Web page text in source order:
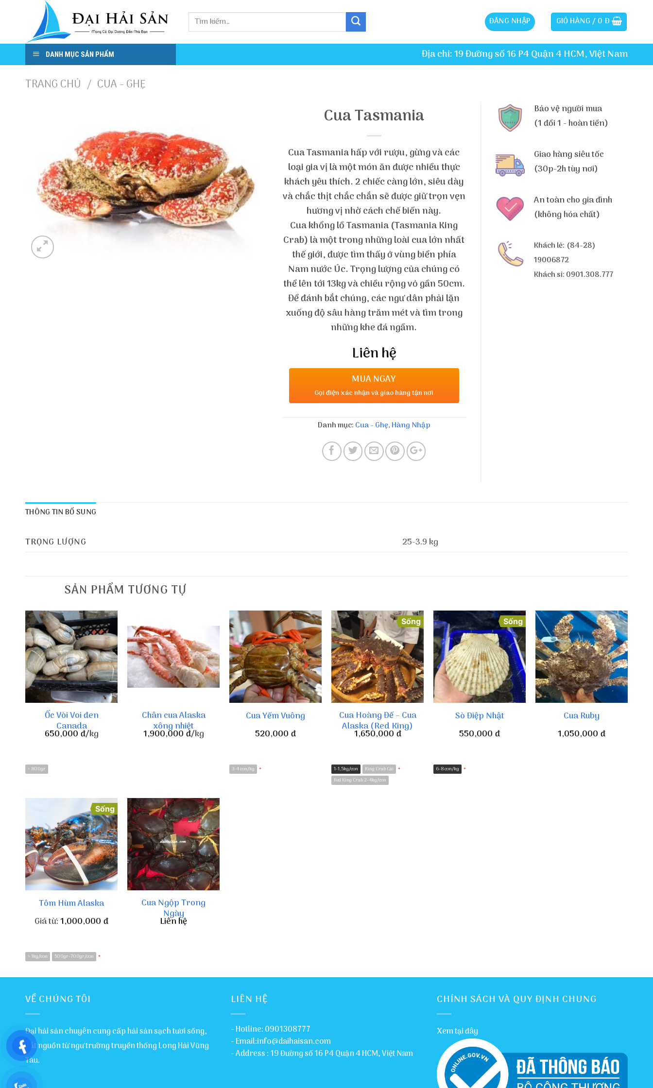
content
ĐĂNG NHẬP GIỎ HÀNG / 0 Đ
DANH MỤC SẢN PHẨM Địa chỉ: 19 Đường số 16 P4 Quận 4 HCM, Việt Nam
TRANG CHỦ / CUA - GHẸ
Cua Tasmania
Cua Tasmania hấp với rượu, gừng và các
loại gia vị là một món ăn được nhiều thực
khách yêu thích. 2 chiếc càng lớn, siêu dày
và chắc thịt chắc chắn sẽ được giữ trọn vẹn
hương vị nhờ cách chế biến này.
Cua khổng lồ Tasmania (Tasmania King
Crab) là một trong những loài cua lớn nhất
thế giới, được tìm thấy ở vùng biển phía
Nam nước Úc. Trọng lượng của chúng có
thể lên tới 13kg và chiều rộng vỏ gần 50cm.
Để đánh bắt chúng, các ngư dân phải lặn
xuống độ sâu hàng trăm mét và tìm trong
những khe đá ngầm.
Liên hệ
MUA NGAY
Gọi điện xác nhận và giao hàng tận nơi
Danh mục: Cua - Ghẹ, Hàng Nhập
Bảo vệ người mua
(1 đổi 1 - hoàn tiền)
Giao hàng siêu tốc
(30p-2h tùy nơi)
An toàn cho gia đình
(không hóa chất)
Khách lẻ: (84-28)
19006872
Khách sỉ: 0901.308.777
THÔNG TIN BỔ SUNG
TRỌNG LƯỢNG 25-3.9 kg
SẢN PHẨM TƯƠNG TỰ
Ốc Vòi Voi đen
Canada
650,000 đ/kg
> 800gr
Chân cua Alaska
xông nhiệt
1,900,000 đ/kg
Cua Yếm Vuông
520,000 đ
3-4 con/kg *
Sống
Cua Hoàng Đế – Cua
Alaska (Red King)
1,650,000 đ
1-1,5kg/con
King Crab Cái
Red King Crab 2-4kg/con
*
Sống
Sò Điệp Nhật
550,000 đ
6-8 con/kg *
Cua Ruby
1,050,000 đ
Sống
Tôm Hùm Alaska
Giá từ:1,000,000 đ
> 1kg/con 500gr-700gr/con *
Cua Ngộp Trong
Ngày
Liên hệ
VỀ CHÚNG TÔI
Đại hải sản chuyên cung cấp hải sản sạch tươi sống,
bắt nguồn từ ngư trường truyền thống Long Hải Vũng
Tàu.
LIÊN HỆ
- Hotline: 0901308777
- Email:info@daihaisan.com
- Address : 19 Đường số 16 P4 Quận 4 HCM, Việt Nam
CHÍNH SÁCH VÀ QUY ĐỊNH CHUNG
Xem tại đây